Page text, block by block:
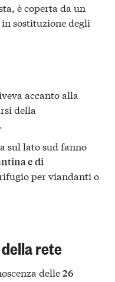
è coperta da un
in sostituzione degli
accanto alla
della
sul lato sud fanno
e di
per viandanti o
rete
delle26